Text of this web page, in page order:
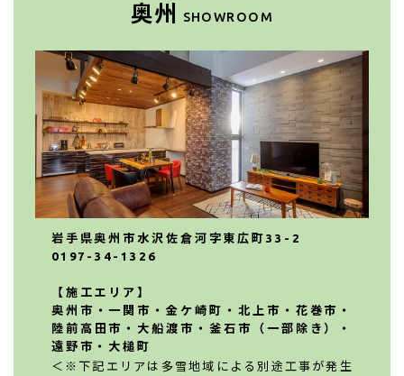
奥州 SHOWROOM
岩手県奥州市水沢佐倉河字東広町33-2
0197-34-1326
【施工エリア】
奥州市・一関市・金ケ崎町・北上市・花巻市・
陸前高田市・大船渡市・釜石市（一部除き）・
遠野市・大槌町
＜※下記エリアは多雪地域による別途工事が発生